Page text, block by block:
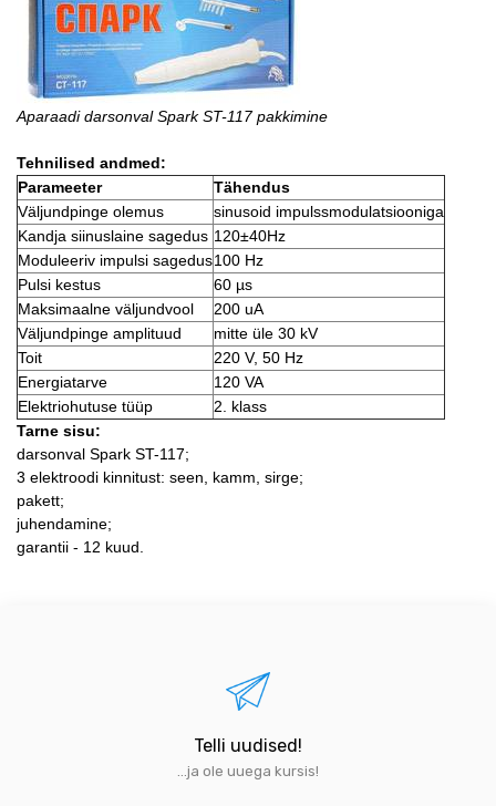
Aparaadi darsonval Spark ST-117 pakkimine
Tehnilised andmed:
Parameeter
Tähendus
Väljundpinge olemus
sinusoid impulssmodulatsiooniga
Kandja siinuslaine sagedus 120±40Hz
Moduleeriv impulsi sagedus100 Hz
Pulsi kestus
60 µs
Maksimaalne väljundvool
200 uA
Väljundpinge amplituud
mitte üle 30 kV
Toit
220 V, 50 Hz
Energiatarve
120 VA
Elektriohutuse tüüp
2. klass
Tarne sisu:
darsonval Spark ST-117;
3 elektroodi kinnitust: seen, kamm, sirge;
pakett;
juhendamine;
garantii - 12 kuud.
Telli uudised!
...ja ole uuega kursis!